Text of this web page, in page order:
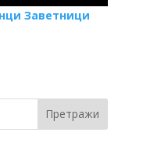
Заветници